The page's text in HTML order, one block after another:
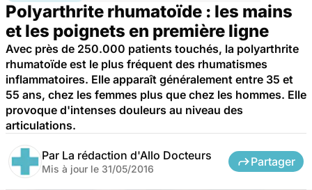
Polyarthrite rhumatoïde : les mains
et les poignets en première ligne
Avec près de 250.000 patients touchés, la polyarthrite
rhumatoïde est le plus fréquent des rhumatismes
inflammatoires. Elle apparaît généralement entre 35 et
55 ans, chez les femmes plus que chez les hommes. Elle
provoque d'intenses douleurs au niveau des
articulations.
Par La rédaction d'Allo Docteurs
Mis à jour le 31/05/2016
Partager